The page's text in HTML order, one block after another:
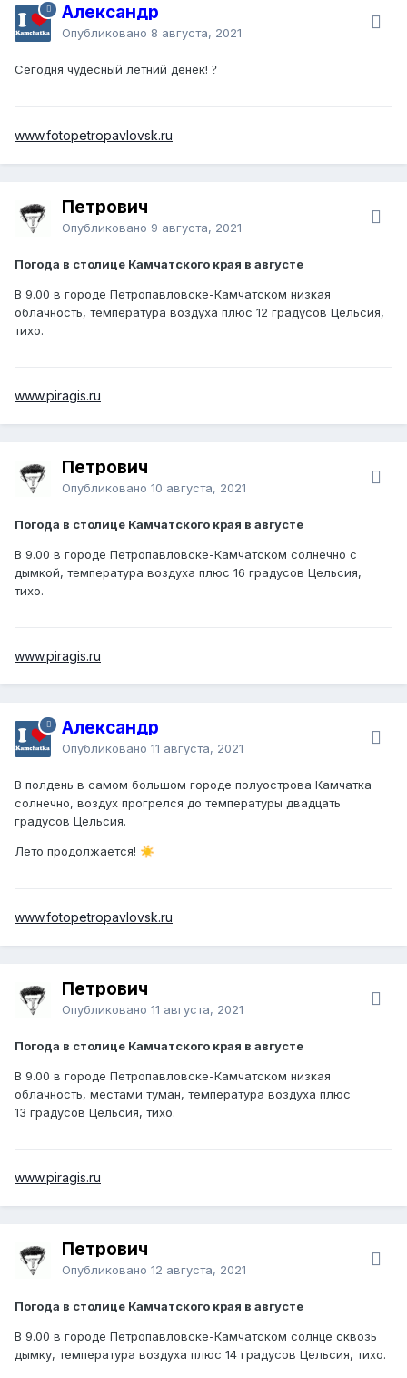
Александр
Опубликовано 8 августа, 2021
Сегодня чудесный летний денек! ?
www.fotopetropavlovsk.ru
Петрович
Опубликовано 9 августа, 2021
Погода в столице Камчатского края в августе
В 9.00 в городе Петропавловске-Камчатском низкая
облачность, температура воздуха плюс 12 градусов Цельсия,
тихо.
www.piragis.ru
Петрович
Опубликовано 10 августа, 2021
Погода в столице Камчатского края в августе
В 9.00 в городе Петропавловске-Камчатском солнечно с
дымкой, температура воздуха плюс 16 градусов Цельсия,
тихо.
www.piragis.ru
Александр
Опубликовано 11 августа, 2021
В полдень в самом большом городе полуострова Камчатка
солнечно, воздух прогрелся до температуры двадцать
градусов Цельсия.
Лето продолжается! ☀️
www.fotopetropavlovsk.ru
Петрович
Опубликовано 11 августа, 2021
Погода в столице Камчатского края в августе
В 9.00 в городе Петропавловске-Камчатском низкая
облачность, местами туман, температура воздуха плюс
13 градусов Цельсия, тихо.
www.piragis.ru
Петрович
Опубликовано 12 августа, 2021
Погода в столице Камчатского края в августе
В 9.00 в городе Петропавловске-Камчатском солнце сквозь
дымку, температура воздуха плюс 14 градусов Цельсия, тихо.